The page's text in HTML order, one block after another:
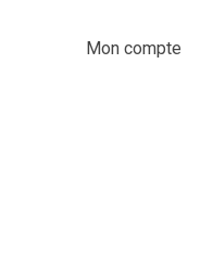
Mon compte